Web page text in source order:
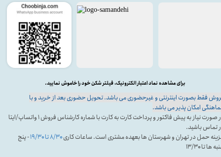
فقط بصورت اینترنتی و غیرحضوری می باشد. تحویل حضوری بعد از خرید و با
امکان پذیر می باشد.
در صورت نیاز به پیش فاکتور و پرداخت کارت به کارت با شماره کارشناس فروش ۱ واتساپ/ایتا
تماس باشید.
حمل در تهران و شهرستان ها بعهده مشتری است. ساعات کاری۸/۳۰ تا ۱۹/۳۰
- پنج
ها تا ۱۳/۳۰
برای مشاهده نماد اعتبار الکترونیک، فیلتر شکن خود را خاموش نمایید.